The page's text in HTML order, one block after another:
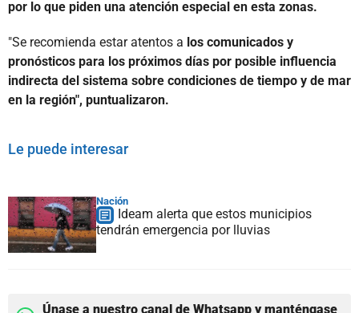
por lo que piden una atención especial en esta zonas.
"Se recomienda estar atentos a los comunicados y
pronósticos para los próximos días por posible influencia
indirecta del sistema sobre condiciones de tiempo y de mar
en la región", puntualizaron.
Le puede interesar
Nación
Ideam alerta que estos municipios
tendrán emergencia por lluvias
Únase a nuestro canal de Whatsapp y manténgase